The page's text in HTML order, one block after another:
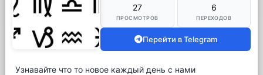
27
ПРОСМОТРОВ
6
ПЕРЕХОДОВ
Перейти в Telegram
Узнавайте что то новое каждый день с нами